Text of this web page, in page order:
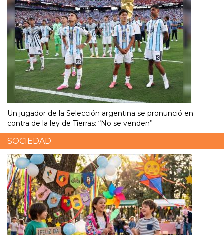
Un jugador de la Selección argentina se pronunció en
contra de la ley de Tierras: “No se venden”
SOCIEDAD